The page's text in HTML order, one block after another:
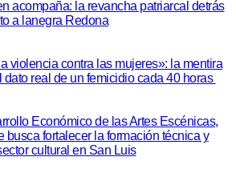
acompaña: la revancha patriarcal detrás
a lanegra Redona
violencia contra las mujeres»: la mentira
dato real de un femicidio cada 40 horas
Económico de las Artes Escénicas,
busca fortalecer la formación técnica y
cultural en San Luis